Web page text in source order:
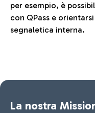
per esempio, è
con QPass e
segnaletica interna.
La nostra